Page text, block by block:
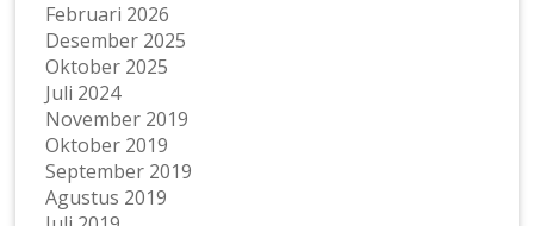
Februari 2026
Desember 2025
Oktober 2025
Juli 2024
November 2019
Oktober 2019
September 2019
Agustus 2019